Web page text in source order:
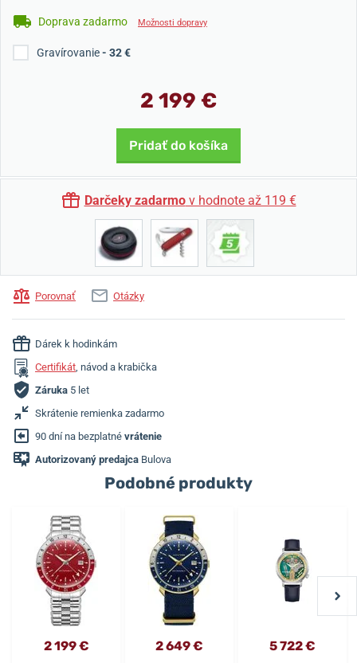
Doprava zadarmo Možnosti dopravy
Gravírovanie- 32 €
2 199 €
Pridať do košíka
Darčeky zadarmov hodnote až 119 €
Porovnať Otázky
Dárek k hodinkám
Certifikát, návod a krabička
Záruka 5 let
Skrátenie remienka zadarmo
90 dní na bezplatné vrátenie
Autorizovaný predajca Bulova
Podobné produkty
2 199 € 2 649 € 5 722 €